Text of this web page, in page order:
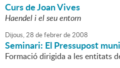
Curs de Joan Vives
Haendel i el seu entorn
Dijous,28 defebrerde2008
Seminari: El Pressupost
Formació dirigida a les entitats